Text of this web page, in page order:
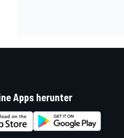
Apps herunter